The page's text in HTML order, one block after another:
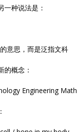
一种说法是：
意思，而是泛指文科
的概念：
Engineering Math